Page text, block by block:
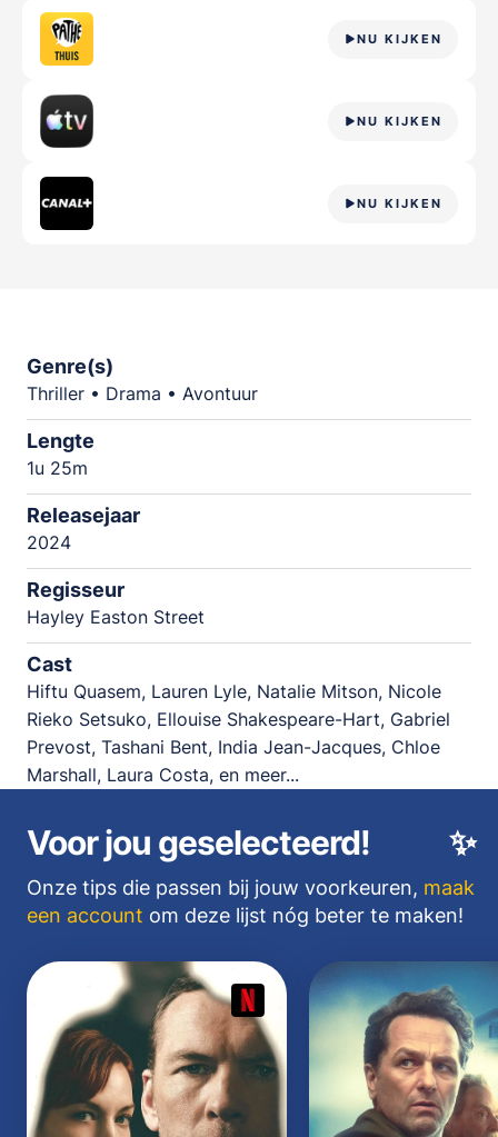
NU KIJKEN
NU KIJKEN
NU KIJKEN
Genre(s)
Thriller • Drama • Avontuur
Lengte
1u 25m
Releasejaar
2024
Regisseur
Hayley Easton Street
Cast
Hiftu Quasem, Lauren Lyle, Natalie Mitson, Nicole
Rieko Setsuko, Ellouise Shakespeare-Hart, Gabriel
Prevost, Tashani Bent, India Jean-Jacques, Chloe
Marshall, Laura Costa, en meer...
✨
Voor jou geselecteerd!
Onze tips die passen bij jouw voorkeuren, maak
een account om deze lijst nóg beter te maken!